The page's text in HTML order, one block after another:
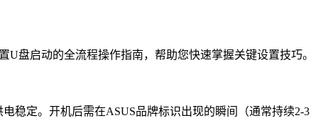
盘启动的全流程操作指南，帮助您快速掌握关键设置技巧。
稳定。开机后需在ASUS品牌标识出现的瞬间（通常持续2-3